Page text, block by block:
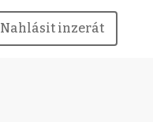
Nahlásit inzerát